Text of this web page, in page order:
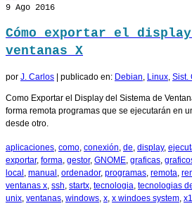
9 Ago 2016
Cómo exportar el
ventanas X
por J. Carlos publicado en: Debian, Linux, Sist.
Como Exportar el Display del Sistema de
forma remota programas que se ejecutarán en
desde otro.
aplicaciones, como, conexión, de, display,
exportar, forma, gestor, GNOME, graficas,
local , manual , ordenador, programas, remota,
ventanas x, ssh, startx, tecnologia, tecnologias
unix, ventanas, windows, x, x windoes system,